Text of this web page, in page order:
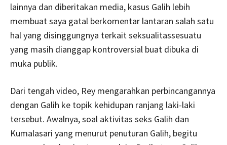
lainnya dan diberitakan media, kasus Galih lebih
membuat saya gatal berkomentar lantaran salah satu
hal yang disinggungnya terkait seksualitassesuatu
yang masih dianggap kontroversial buat dibuka di
muka publik.
Dari tengah video, Rey mengarahkan perbincangannya
dengan Galih ke topik kehidupan ranjang laki-laki
tersebut. Awalnya, soal aktivitas seks Galih dan
Kumalasari yang menurut penuturan Galih, begitu